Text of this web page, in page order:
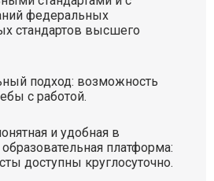
федеральных
стандартов высшего
подход: возможность
с работой.
и удобная в
платформа:
доступны круглосуточно.